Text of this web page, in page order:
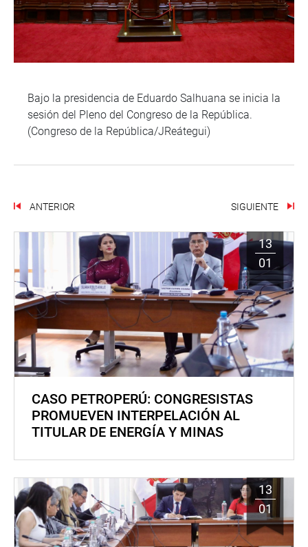
Bajo la presidencia de Eduardo Salhuana se inicia la
sesión del Pleno del Congreso de la República.
(Congreso de la República/JReátegui)
ANTERIOR SIGUIENTE
13
01
CASO PETROPERÚ: CONGRESISTAS
PROMUEVEN INTERPELACIÓN AL
TITULAR DE ENERGÍA Y MINAS
13
01